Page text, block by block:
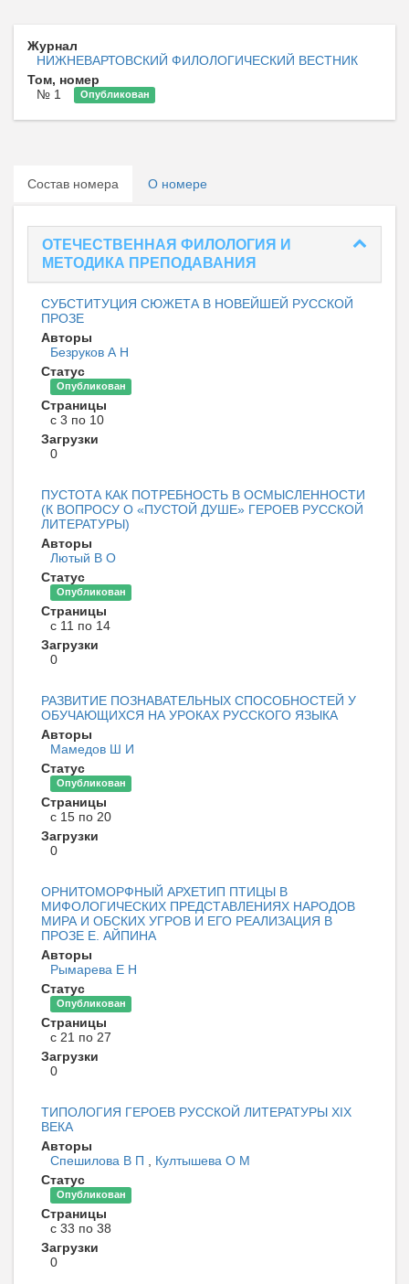
Журнал
НИЖНЕВАРТОВСКИЙ ФИЛОЛОГИЧЕСКИЙ ВЕСТНИК
Том, номер
№ 1
Опубликован
Состав номера О номере
ОТЕЧЕСТВЕННАЯ ФИЛОЛОГИЯ И
МЕТОДИКА ПРЕПОДАВАНИЯ
СУБСТИТУЦИЯ СЮЖЕТА В НОВЕЙШЕЙ РУССКОЙ
ПРОЗЕ
Авторы
Безруков А Н
Статус
Опубликован
Страницы
с 3 по 10
Загрузки
0
ПУСТОТА КАК ПОТРЕБНОСТЬ В ОСМЫСЛЕННОСТИ
(К ВОПРОСУ О «ПУСТОЙ ДУШЕ» ГЕРОЕВ РУССКОЙ
ЛИТЕРАТУРЫ)
Авторы
Лютый В О
Статус
Опубликован
Страницы
с 11 по 14
Загрузки
0
РАЗВИТИЕ ПОЗНАВАТЕЛЬНЫХ СПОСОБНОСТЕЙ У
ОБУЧАЮЩИХСЯ НА УРОКАХ РУССКОГО ЯЗЫКА
Авторы
Мамедов Ш И
Статус
Опубликован
Страницы
с 15 по 20
Загрузки
0
ОРНИТОМОРФНЫЙ АРХЕТИП ПТИЦЫ В
МИФОЛОГИЧЕСКИХ ПРЕДСТАВЛЕНИЯХ НАРОДОВ
МИРА И ОБСКИХ УГРОВ И ЕГО РЕАЛИЗАЦИЯ В
ПРОЗЕ Е. АЙПИНА
Авторы
Рымарева Е Н
Статус
Опубликован
Страницы
с 21 по 27
Загрузки
0
ТИПОЛОГИЯ ГЕРОЕВ РУССКОЙ ЛИТЕРАТУРЫ XIX
ВЕКА
Авторы
Спешилова В П
Култышева О М
Статус
Опубликован
Страницы
с 33 по 38
Загрузки
0